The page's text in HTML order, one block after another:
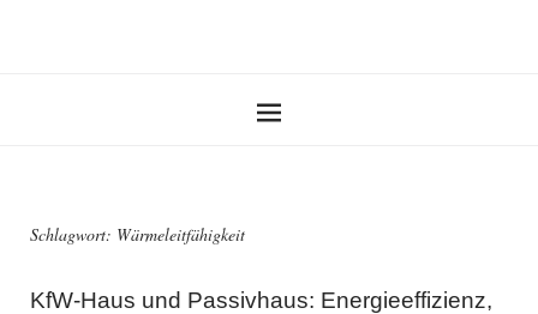
Schlagwort: Wärmeleitfähigkeit
KfW-Haus und Passivhaus: Energieeffizienz,